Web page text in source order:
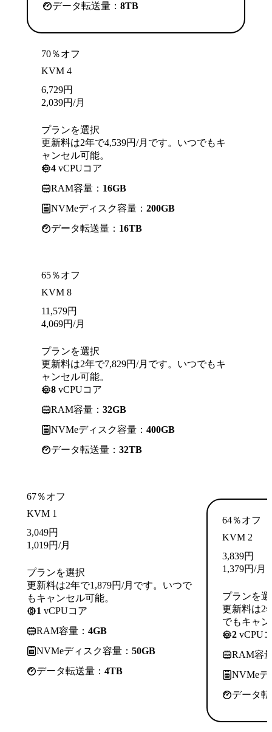
データ転送量： 8TB
70％オフ
KVM 4
6,729円
2,039円/月
プランを選択
更新料は2年で4,539円/月です。いつでもキ
ャンセル可能。
4 vCPUコア
RAM容量： 16GB
NVMeディスク容量： 200GB
データ転送量： 16TB
65％オフ
KVM 8
11,579円
4,069円/月
プランを選択
更新料は2年で7,829円/月です。いつでもキ
ャンセル可能。
8 vCPUコア
RAM容量： 32GB
NVMeディスク容量： 400GB
データ転送量： 32TB
67％オフ
KVM 1
3,049円
1,019円/月
プランを選択
更新料は2年で1,879円/月です。いつで
もキャンセル可能。
1 vCPUコア
RAM容量： 4GB
NVMeディスク容量： 50GB
データ転送量： 4TB
64％オフ
KVM 2
3,839円
1,379円/月
プランを
更新料は2
でもキャ
2 vCPU
RAM容
NVMeデ
データ